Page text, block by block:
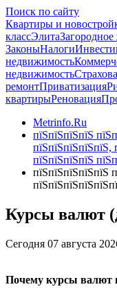
Поиск по сайту
Квартиры и
классЭлита
ЗаконыНалоги
недвижимость
недвижимость
ремонтПриватизация
квартирыРеновация
Metrinfo.Ru
пїЅпїЅпїЅпїЅ
пїЅпїЅпїЅпїЅпїЅ,
пїЅпїЅпїЅпїЅ
пїЅпїЅпїЅпїЅпїЅ
Курсы валют
Сегодня 07 августа
Почему курсы валют